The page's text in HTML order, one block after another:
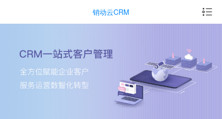
销动云CRM